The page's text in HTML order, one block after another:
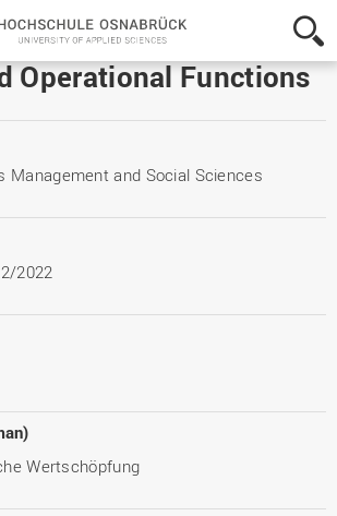
Hochschule
Osnabrück
-
University
Operational Functions
Management and Social Sciences
2022
Wertschöpfung